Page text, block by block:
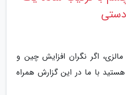
اگر نگران افزایش چین و
با ما در این گزارش همراه